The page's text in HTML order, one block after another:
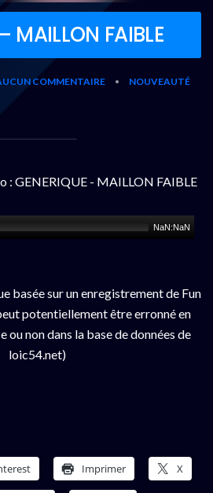
MAILLON FAIBLE
COMMENTAIRE •
NOUVEAUTÉ
: GENERIQUE - MAILLON FAIBLE
NaN:NaN
basée sur un enregistrement de Fun
potentiellement être erronné en
ou non dans la base de données de
loic54.net)
Imprimer X